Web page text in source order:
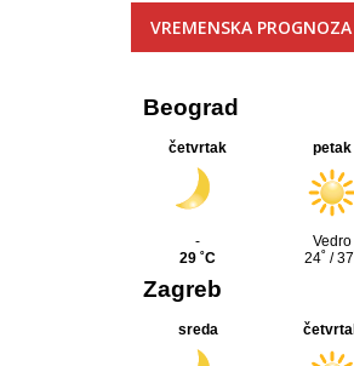
VREMENSKA PROGNOZA